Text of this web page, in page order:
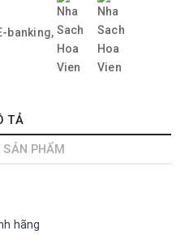
banking,
TẢ
SẢN PHẨM
hãng